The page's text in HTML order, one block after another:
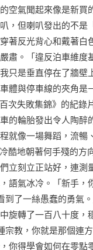
空氣聞起來像是新買
，但喇叭發出的不是
著反光背心和戴著白
肅。「違反泊車維度
只是垂直停在了牆壁
體與停車線的夾角
次失敗集錦》的紀錄
的輪胎發出令人陶醉
就像一場舞蹈，流暢
酷地朝著何手殘的方
立刻立正站好，連測
語氣冰冷。「新手，
了一絲愚蠢的勇氣
旋轉了一百八十度，
教，你就是那個連
你得學會如何在零點